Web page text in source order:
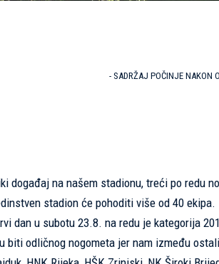
- SADRŽAJ POČINJE NAKON
događaj na našem stadionu, treći po redu
stadion će pohoditi više od 40 ekipa.
dan u subotu 23.8. na redu je kategorija
biti odličnog nogometa jer nam između